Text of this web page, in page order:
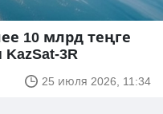
10 млрд теңге
3R
25 июля 2026, 11:34